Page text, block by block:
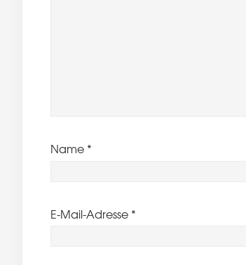
Name *
E-Mail-Adresse *